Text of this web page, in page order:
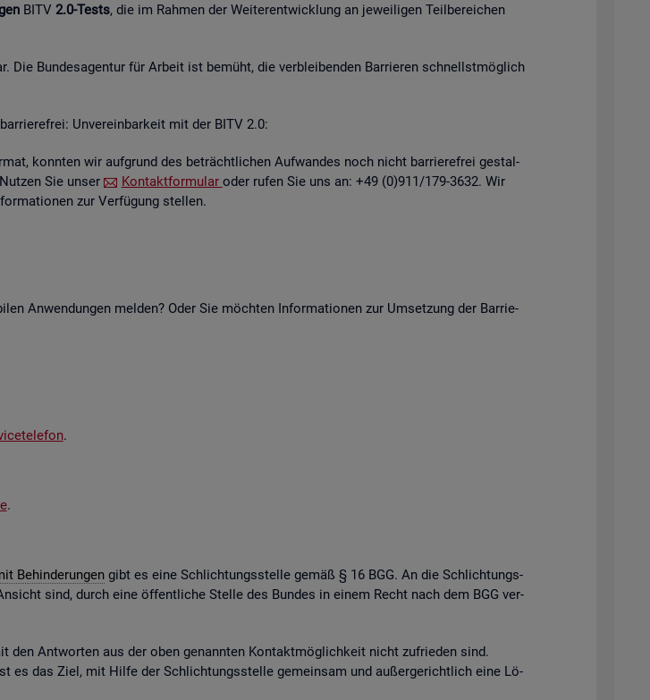
BITV 2.0-Tests, die im Rah­men der Wei­ter­ent­wick­lung an je­wei­li­gen Teil­be­rei­chen
Die Bun­des­agen­tur für Ar­beit ist be­müht, die ver­blei­ben­den Bar­rie­ren schnellst­mög­lich
Un­ver­ein­bar­keit mit der BITV 2.0:
konn­ten wir auf­grund des be­trächt­li­chen Auf­wan­des noch nicht bar­rie­re­frei ge­stal­
Sie unser
Kon­takt­for­mu­lar oder rufen Sie uns an: +49 (0)911/179-3632. Wir
zur Ver­fü­gung stel­len.
An­wen­dun­gen mel­den? Oder Sie möch­ten In­for­ma­tio­nen zur Um­set­zung der Bar­rie­
.
.
Be­hin­de­run­gengibt es eine Schlich­tungs­stel­le gemäß § 16 BGG. An die Schlich­tungs­
sind, durch eine öf­fent­li­che Stel­le des Bun­des in einem Recht nach dem BGG ver­
Ant­wor­ten aus der oben ge­nann­ten Kon­takt­mög­lich­keit nicht zu­frie­den sind.
es das Ziel, mit Hilfe der Schlich­tungs­stel­le ge­mein­sam und au­ßer­ge­richt­lich eine Lö­